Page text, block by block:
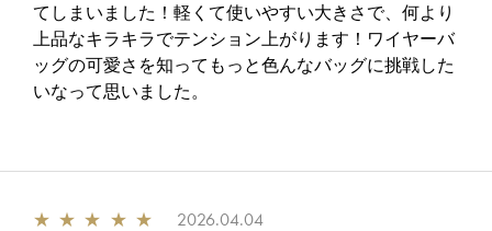
てしまいました！軽くて使いやすい大きさで、何より
上品なキラキラでテンション上がります！ワイヤーバ
ッグの可愛さを知ってもっと色んなバッグに挑戦した
いなって思いました。
★ ★ ★ ★ ★ 2026.04.04